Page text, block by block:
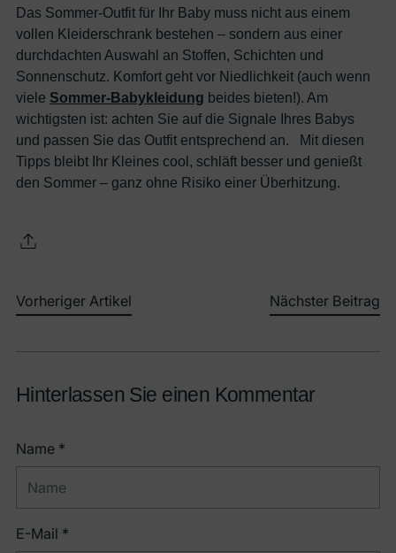
Das Sommer-Outfit für Ihr Baby muss nicht aus einem
vollen Kleiderschrank bestehen – sondern aus einer
durchdachten Auswahl an Stoffen, Schichten und
Sonnenschutz. Komfort geht vor Niedlichkeit (auch wenn
viele Sommer-Babykleidung beides bieten!). Am
wichtigsten ist: achten Sie auf die Signale Ihres Babys
und passen Sie das Outfit entsprechend an. Mit diesen
Tipps bleibt Ihr Kleines cool, schläft besser und genießt
den Sommer – ganz ohne Risiko einer Überhitzung.
Vorheriger Artikel Nächster Beitrag
Hinterlassen Sie einen Kommentar
Name *
E-Mail *